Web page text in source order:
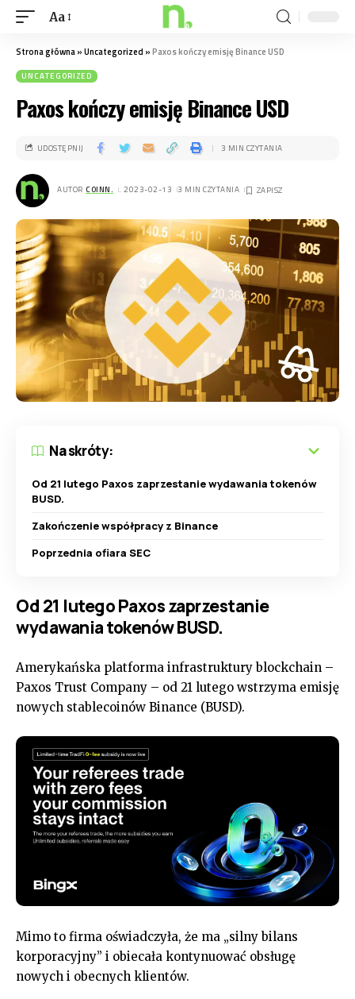
Aa
Strona główna»Uncategorized »Paxos kończy emisję Binance USD
UNCATEGORIZED
Paxos kończy emisję Binance USD
AUTOR COINN. . 2023-02-13 3 MIN CZYTANIA
UDOSTĘPNIJ 3 MIN CZYTANIA
Na skróty:
Od 21 lutego Paxos zaprzestanie wydawania tokenów
BUSD.
Zakończenie współpracy z Binance
Poprzednia ofiara SEC
Od 21 lutego Paxos zaprzestanie
wydawania tokenów BUSD.
Amerykańska platforma infrastruktury blockchain –
Paxos Trust Company – od 21 lutego wstrzyma emisję
nowych stablecoinów Binance (BUSD).
Mimo to firma oświadczyła, że ma „silny bilans
korporacyjny” i obiecała kontynuować obsługę
nowych i obecnych klientów.